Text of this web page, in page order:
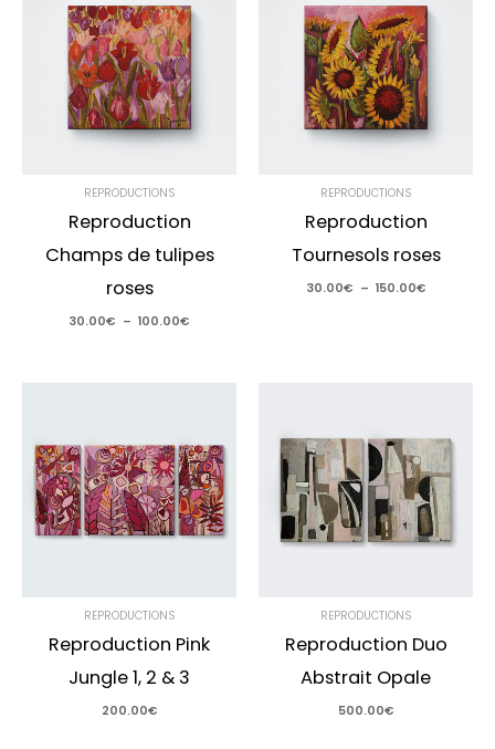
REPRODUCTIONS
Reproduction
Champs de tulipes
roses
30.00€ – 100.00€
30.00€
à
100.00€
REPRODUCTIONS
Reproduction
Tournesols roses
30.00€ – 150.00€
30.00€
à
150.00€
REPRODUCTIONS
Reproduction Pink
Jungle 1, 2 & 3
200.00€
REPRODUCTIONS
Reproduction Duo
Abstrait Opale
500.00€